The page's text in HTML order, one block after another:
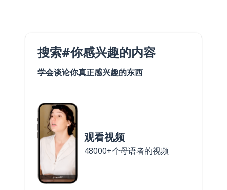
搜索#你感兴趣的内容
学会谈论你真正感兴趣的东西
观看视频
48000+个母语者的视频